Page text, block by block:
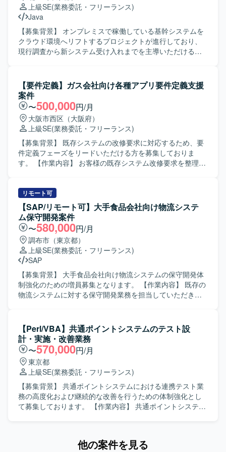
す。 【求める人物像】 PJ推進のために5W1Hを明確に示
し、自ら考えて行動に移せる方を求めております。 指示待
ちではなく、リーダーとして主体的かつ前向きに動けるタ
イプの方を歓迎いたします。 ベンダーや社内各部門との折
衝・調整を円滑に行える高いコミュニケーション能力をお
業務効率化や事業成長に直結するプロジェクトに上流工程
から関わることができます。 複数のステークホルダーと協
働しながら、要件整理から推進まで一貫して携わること
で、ビジネス理解とプロジェクトマネジメントスキルの双
方を高められる環境です。 【開発環境】 Webシステムおよ
びスマートフォンアプリケーションを対象としたプロジェ
クト環境となります。
上級SE(業務委託・フリーランス)
Java
【募集背景】 オンプレミスで稼働している基幹システムを
クラウド環境へリフトするプロジェクトが進行しており、
現行調査から新システム受け入れまでを主導いただけるエ
を通じて要件や仕様を整理していただきます。クラウド向
けに刷新された新システムについて、オフショア先からの
ソースコード受け入れを行い、レビューおよび修正対応を
アジャイル開発の進め方に沿って実施していただきます。
また、関連ドキュメントの作成や更新も対応いただきま
す。 【求める人物像】 顧客とのコミュニケーションを通じ
て課題を整理し、自律的にタスクを推進できる方を求めて
おります。既存資産を理解しながら、新しいクラウド環境
でのシステム像を意識して主体的に提案・改善ができる方
まで一連の工程に関わることができ、上流から実装・レビ
ューまで幅広い経験を積むことができます。オフショア開
発との連携を通じて、コードレビューや品質担保のノウハ
ウも習得できる環境です。 【開発環境】 JavaScript、
Java、Pythonを中心としたアジャイル開発体制で、新シス
テムのソースコードレビューおよび修正対応を行っており
ます。
【要件定義】ガス会社向け各種アプリ要件定義支援
案件
〜500,000円/月
大阪市西区（大阪府）
上級SE(業務委託・フリーランス)
【募集背景】 既存システムの改修要求に対応するため、要
件定義フェーズをリードいただける方を募集しておりま
す。 【作業内容】 お客様の既存システム改修要求を整理
上流工程に関わる各種調整・ドキュメント作成もご担当い
ただきます。 【求める人物像】 率先してお客様やメンバー
とコミュニケーションを取りながら業務推進ができる方を
求めております。既存資料やソースから主体的に情報を収
集し、不明点は周囲に質問しながら自ら進んで確認できる
方にマッチするポジションです。 【ポジションの魅力】 複
数のアプリケーションに関する要件定義および基本設計に
関与でき、上流工程のスキルを幅広く磨いていただけま
す。お客様折衝や見積対応など、プロジェクト全体を見通
した経験を積むことができます。 【開発環境】 詳細な技術
スタックは別途ご案内となりますが、既存システムの資料
リモート可
【SAP/リモート可】大手食品会社向け物流システ
ム保守開発案件
〜580,000円/月
調布市（東京都）
上級SE(業務委託・フリーランス)
SAP
【募集背景】 大手食品会社向け物流システムの保守開発体
制強化のための増員募集となります。 【作業内容】 既存の
物流システムに対する保守開発業務を担当していただきま
を実施いたします。ユーザとの調整やベンダーコントロー
ルを行いながら、システムの安定稼働と改善を進めていた
だきます。 【求める人物像】 コミュニケーションを取りな
がらユーザやベンダーと円滑に調整ができる方を求めてお
ります。長期的な参画を前提に、業務を通じてSAPをはじ
めとした新しい技術習得に前向きに取り組んでいただける
方が望ましいです。 【ポジションの魅力】 大手企業向け物
流システムの保守開発に携わることで、業務知見とシステ
ム運用・改善の両面で経験を積むことができます。外部シ
も成長の機会がある案件です。 【開発環境】 詳細な開発環
【Perl/VBA】共通ポイントシステムのテスト設
計・実施・改善業務
〜570,000円/月
東京都
上級SE(業務委託・フリーランス)
【募集背景】 共通ポイントシステムにおける連携テスト業
務の高度化および継続的な改善を行うための体制強化とし
て募集しております。 【作業内容】 共通ポイントシステム
イントシステム連携テストの実施として、パートナー企業
他の案件を見る